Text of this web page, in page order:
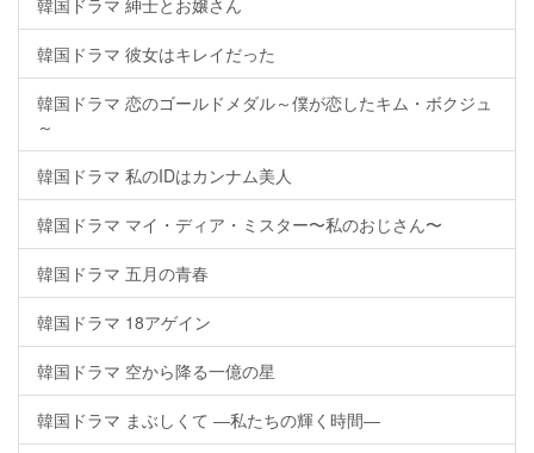
韓国ドラマ 紳士とお嬢さん
韓国ドラマ 彼女はキレイだった
韓国ドラマ 恋のゴールドメダル～僕が恋したキム・ボクジュ
～
韓国ドラマ 私のIDはカンナム美人
韓国ドラマ マイ・ディア・ミスター〜私のおじさん〜
韓国ドラマ 五月の青春
韓国ドラマ 18アゲイン
韓国ドラマ 空から降る一億の星
韓国ドラマ まぶしくて ―私たちの輝く時間―